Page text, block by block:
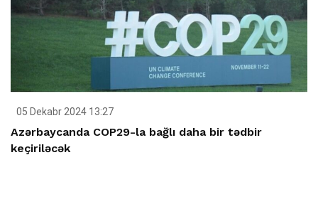
05 Dekabr 2024 13:27
Azərbaycanda COP29-la bağlı daha bir tədbir
keçiriləcək